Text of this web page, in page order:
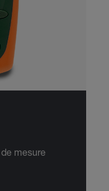
mesure